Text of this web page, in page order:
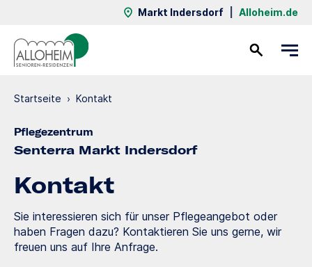
Markt Indersdorf Alloheim.de
Startseite › Kontakt
Pflegezentrum
Senterra Markt Indersdorf
Kontakt
Sie interessieren sich für unser Pflegeangebot oder
haben Fragen dazu? Kontaktieren Sie uns gerne, wir
freuen uns auf Ihre Anfrage.